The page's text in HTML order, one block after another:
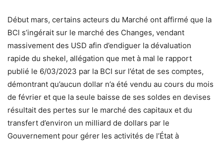
Début mars, certains acteurs du Marché ont affirmé que la
BCl s’ingérait sur le marché des Changes, vendant
massivement des USD afin d’endiguer la dévaluation
rapide du shekel, allégation que met à mal le rapport
publié le 6/03/2023 par la BCI sur l’état de ses comptes,
démontrant qu’aucun dollar n’a été vendu au cours du mois
de février et que la seule baisse de ses soldes en devises
résultait des pertes sur le marché des capitaux et du
transfert d’environ un milliard de dollars par le
Gouvernement pour gérer les activités de l’État à